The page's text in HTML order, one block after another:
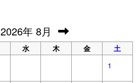
2026年 8月
水 木 金
土
1